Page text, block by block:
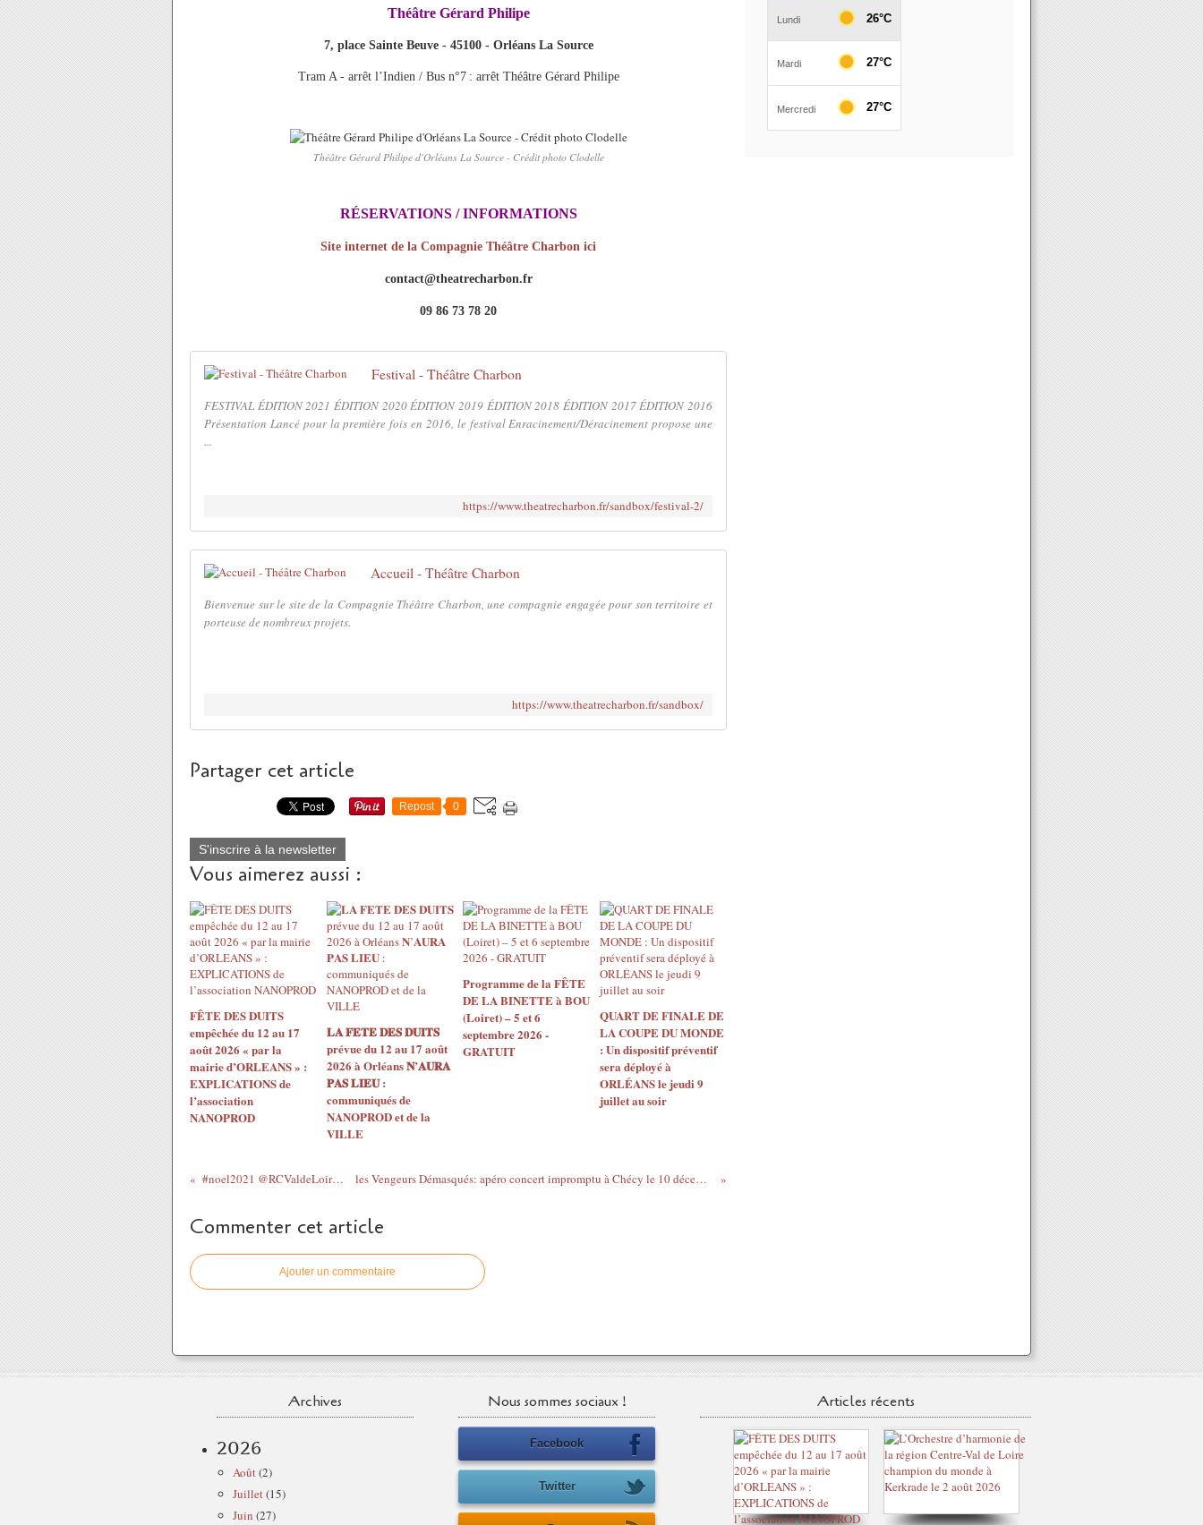
Théâtre Gérard Philipe
7, place Sainte Beuve - 45100 - Orléans La Source
Tram A - arrêt l’Indien / Bus n°7 : arrêt Théâtre Gérard Philipe
Théâtre Gérard Philipe d'Orléans La Source - Crédit photo Clodelle
RÉSERVATIONS / INFORMATIONS
Site internet de la Compagnie Théâtre Charbon ici
contact@theatrecharbon.fr
09 86 73 78 20
Festival - Théâtre Charbon
FESTIVAL ÉDITION 2021 ÉDITION 2020 ÉDITION 2019 ÉDITION 2018 ÉDITION 2017 ÉDITION 2016
Présentation Lancé pour la première fois en 2016, le festival Enracinement/Déracinement propose une
...
https://www.theatrecharbon.fr/sandbox/festival-2/
Accueil - Théâtre Charbon
Bienvenue sur le site de la Compagnie Théâtre Charbon, une compagnie engagée pour son territoire et
porteuse de nombreux projets.
https://www.theatrecharbon.fr/sandbox/
Partager cet article
Repost 0
S'inscrire à la newsletter
Vous aimerez aussi :
FÊTE DES DUITS
empêchée du 12 au 17
août 2026 « par la
mairie d’ORLEANS » :
EXPLICATIONS de
l’association
NANOPROD
𝐋𝐀 𝐅𝐄𝐓𝐄 𝐃𝐄𝐒 𝐃𝐔𝐈𝐓𝐒
prévue du 12 au 17 août
2026 à Orléans 𝐍’𝐀𝐔𝐑𝐀
𝐏𝐀𝐒 𝐋𝐈𝐄𝐔 :
communiqués de
NANOPROD et de la
VILLE
Programme de la FÊTE
DE LA BINETTE à BOU
(Loiret) – 5 et 6
septembre 2026 -
GRATUIT
QUART DE FINALE DE
LA COUPE DU MONDE
: Un dispositif préventif
sera déployé à
ORLÉANS le jeudi 9
juillet au soir
#noel2021 @RCValdeLoire En décembre ... les Vengeurs Démasqués: apéro concert impromptu à Chécy le 10 décembre à 20h / GRATUIT sur réservation
Commenter cet article
Ajouter un commentaire
Archives
2026
Août(2)
Juillet(15)
Juin (27)
Nous sommes sociaux !
Facebook
Twitter
Articles récents